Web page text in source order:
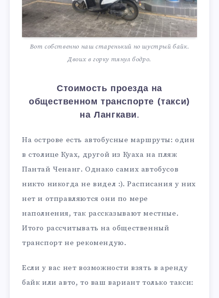
Вот собственно наш старенький но шустрый байк.
Двоих в горку тянул бодро.
Стоимость проезда на
общественном транспорте (такси)
на Лангкави.
На острове есть автобусные маршруты: один
в столице Куах, другой из Куаха на пляж
Пантай Ченанг. Однако самих автобусов
никто никогда не видел :). Расписания у них
нет и отправляются они по мере
наполнения, так рассказывают местные.
Итого рассчитывать на общественный
транспорт не рекомендую.
Если у вас нет возможности взять в аренду
байк или авто, то ваш вариант только такси: